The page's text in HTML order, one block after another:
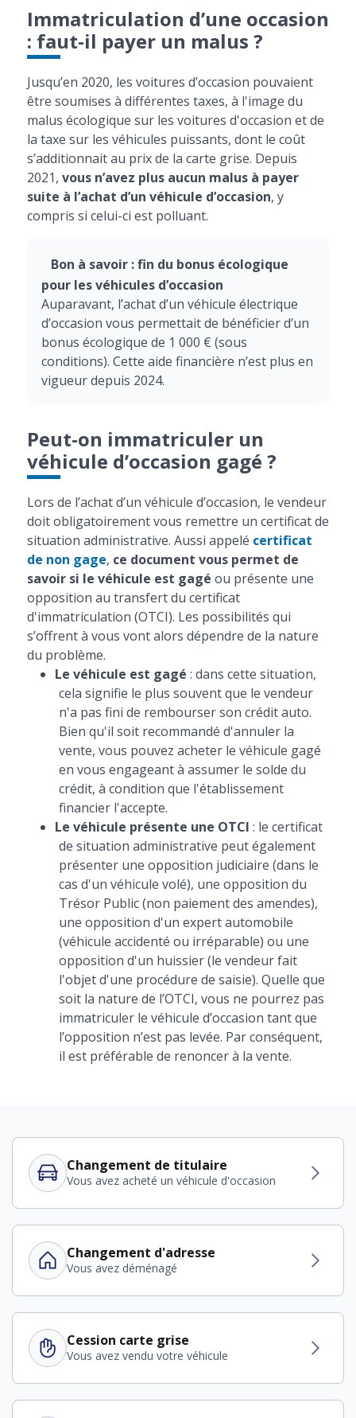
Immatriculation d’une occasion
: faut-il payer un malus ?
Jusqu’en 2020, les voitures d’occasion pouvaient
être soumises à différentes taxes, à l'image du
malus écologique sur les voitures d'occasion et de
la taxe sur les véhicules puissants, dont le coût
s’additionnait au prix de la carte grise. Depuis
2021, vous n’avez plus aucun malus à payer
suite à l’achat d’un véhicule d’occasion, y
compris si celui-ci est polluant.
Bon à savoir : fin du bonus écologique
pour les véhicules d’occasion
Auparavant, l’achat d’un véhicule électrique
d’occasion vous permettait de bénéficier d’un
bonus écologique de 1 000 € (sous
conditions). Cette aide financière n’est plus en
vigueur depuis 2024.
Peut-on immatriculer un
véhicule d’occasion gagé ?
Lors de l’achat d’un véhicule d’occasion, le vendeur
doit obligatoirement vous remettre un certificat de
situation administrative. Aussi appelé certificat
de non gage, ce document vous permet de
savoir si le véhicule est gagé ou présente une
opposition au transfert du certificat
d'immatriculation (OTCI). Les possibilités qui
s’offrent à vous vont alors dépendre de la nature
du problème.
Le véhicule est gagé : dans cette situation,
cela signifie le plus souvent que le vendeur
n'a pas fini de rembourser son crédit auto.
Bien qu'il soit recommandé d'annuler la
vente, vous pouvez acheter le véhicule gagé
en vous engageant à assumer le solde du
crédit, à condition que l'établissement
financier l'accepte.
Le véhicule présente une OTCI : le certificat
de situation administrative peut également
présenter une opposition judiciaire (dans le
cas d'un véhicule volé), une opposition du
Trésor Public (non paiement des amendes),
une opposition d'un expert automobile
(véhicule accidenté ou irréparable) ou une
opposition d'un huissier (le vendeur fait
l'objet d'une procédure de saisie). Quelle que
soit la nature de l’OTCI, vous ne pourrez pas
immatriculer le véhicule d’occasion tant que
l’opposition n’est pas levée. Par conséquent,
il est préférable de renoncer à la vente.
Changement de titulaire
Vous avez acheté un véhicule d'occasion
Changement d'adresse
Vous avez déménagé
Cession carte grise
Vous avez vendu votre véhicule